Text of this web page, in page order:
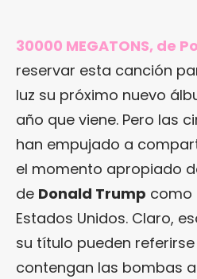
30000 MEGATONS, de
reservar esta canción
luz su próximo nuevo
año que viene. Pero las
han empujado a
el momento apropiado
de Donald Trump como
Estados Unidos. Claro,
su título pueden
contengan las bombas